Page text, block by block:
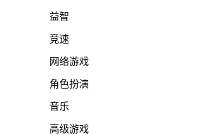
益智
竞速
网络游戏
角色扮演
音乐
高级游戏